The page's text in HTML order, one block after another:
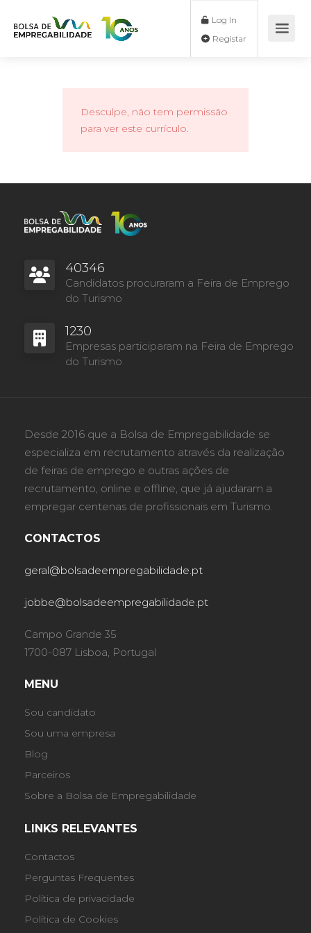
Log In
Desculpe, não tem permissão
para ver este currículo.
40346
Candidatos procuraram a Feira de Emprego
do Turismo
1230
Empresas participaram na Feira de Emprego
do Turismo
Desde 2016 que a Bolsa de Empregabilidade se
especializa em recrutamento através da realização
de feiras de emprego e outras ações de
recrutamento, online e offline, que já ajudaram a
empregar centenas de profissionais em Turismo.
CONTACTOS
geral@bolsadeempregabilidade.pt
jobbe@bolsadeempregabilidade.pt
Campo Grande 35
1700-087 Lisboa, Portugal
MENU
Sou candidato
Sou uma empresa
Blog
Parceiros
Sobre a Bolsa de Empregabilidade
LINKS RELEVANTES
Contactos
Perguntas Frequentes
Política de privacidade
Política de Cookies